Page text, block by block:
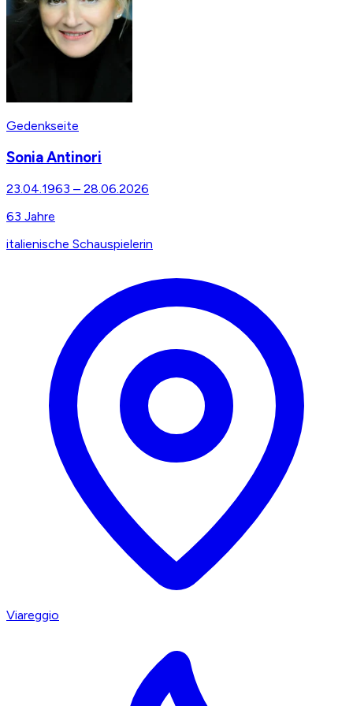
Gedenkseite
Sonia Antinori
23.04.1963 – 28.06.2026
63 Jahre
italienische Schauspielerin
Viareggio